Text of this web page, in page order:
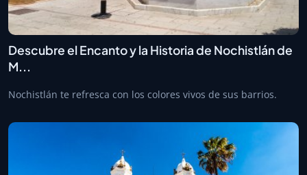
Descubre el Encanto y la Historia de Nochistlán de
M...
Nochistlán te refresca con los colores vivos de sus barrios.